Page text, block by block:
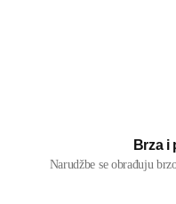
Brza i
Narudžbe se obrađuju